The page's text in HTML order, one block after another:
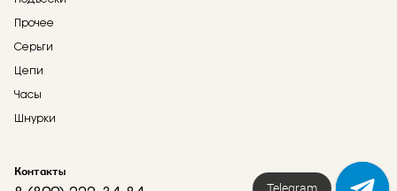
Прочее
Серьги
Цепи
Часы
Шнурки
Контакты
Telegram